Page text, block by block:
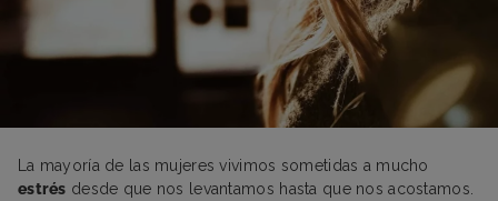
La mayoría de las mujeres vivimos sometidas a mucho
estrés desde que nos levantamos hasta que nos acostamos.